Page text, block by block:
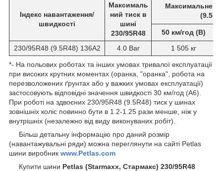
Індекс навантаження/
швидкості
Максималь
ний тиск в
шині
230/95R48
Максимальне
50 км/год (В)
230/95R48 (9.5R48) 136А2
4.0 Bar 1 505 кг
*- На польових роботах та інших умовах тривалої експлуатації
при високих крутних моментах (оранка, "оранка", робота на
перезволожених ґрунтах або у важких умовах експлуатації)
застосовують відповідні значення швидкості 30 км/год (А6).
При роботі на здвоєних 230/95R48 (9.5R48) тиск у шинах
зовнішніх коліс повинно бути в 1.2-1.25 рази менше, ніж у
внутрішніх (незалежно від виду виконуваних робіт).
Більш детальну інформацію про даний розмір
(навантажувальні ряди) можна переглянути на сайті Petlas
шини виробник www.Petlas.com
Купити шини Petlas (Starmaxx, Стармакс) 230/95R48